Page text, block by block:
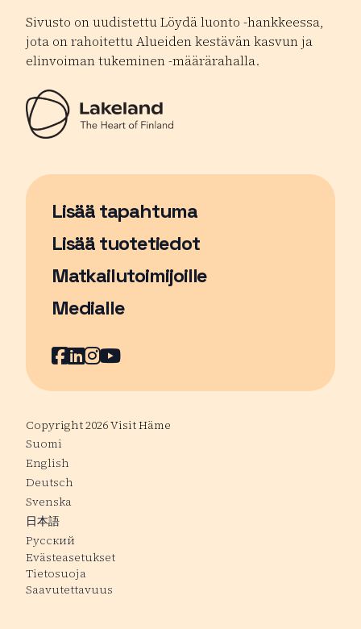
Sivusto on uudistettu Löydä luonto -hankkeessa,
jota on rahoitettu Alueiden kestävän kasvun ja
elinvoiman tukeminen -määrärahalla.
Lisää tapahtuma
Sivu avautuu uudessa ikkunassa
Lisää tuotetiedot
Matkailutoimijoille
Medialle
Facebook
Sivu avautuu uudessa ikkunassa
LinkedIn
Sivu avautuu uudessa ikkunassa
Instagram
Sivu avautuu uudessa
YouTube
Sivu avautuu uudessa
Copyright 2026 Visit Häme
Suomi
English
Deutsch
Svenska
日本語
Русский
Evästeasetukset
Tietosuoja
Saavutettavuus